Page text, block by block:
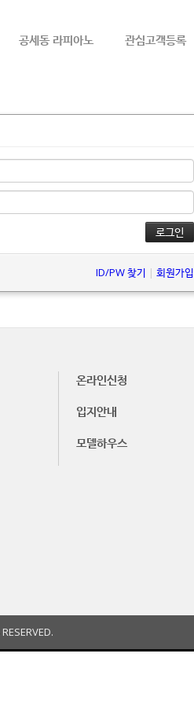
공세동 라피아노 관심고객등록
ID/PW 찾기 | 회원가입
온라인신청
입지안내
모델하우스